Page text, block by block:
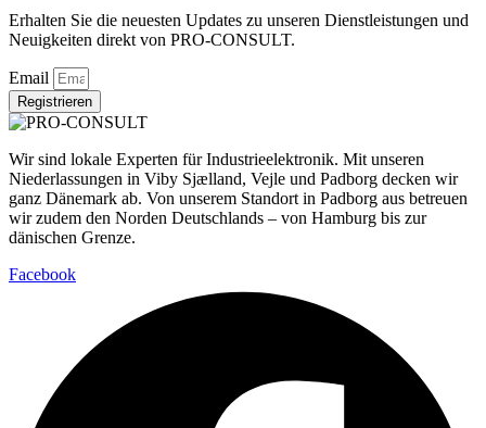
Erhalten Sie die neuesten Updates zu unseren Dienstleistungen und
Neuigkeiten direkt von PRO-CONSULT.
Email
Registrieren
Wir sind lokale Experten für Industrieelektronik. Mit unseren
Niederlassungen in Viby Sjælland, Vejle und Padborg decken wir
ganz Dänemark ab. Von unserem Standort in Padborg aus betreuen
wir zudem den Norden Deutschlands – von Hamburg bis zur
dänischen Grenze.
Facebook